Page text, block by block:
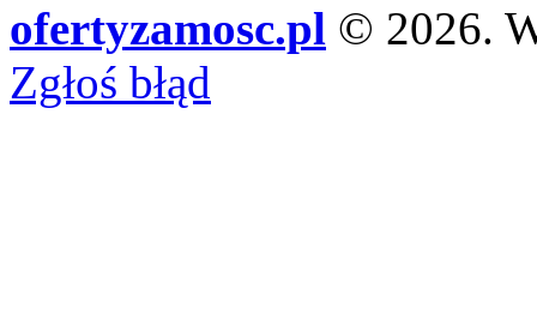
ofertyzamosc.pl © 2026.
Zgłoś błąd